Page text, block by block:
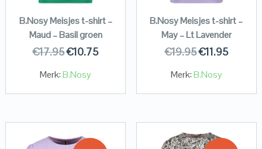
B.Nosy Meisjes t-shirt –
Maud – Basil groen
€17.95€10.75
Merk:B.Nosy
B.Nosy Meisjes t-shirt –
May – Lt Lavender
€19.95€11.95
Merk:B.Nosy